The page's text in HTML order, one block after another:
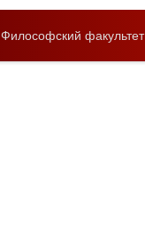
Философский факультет